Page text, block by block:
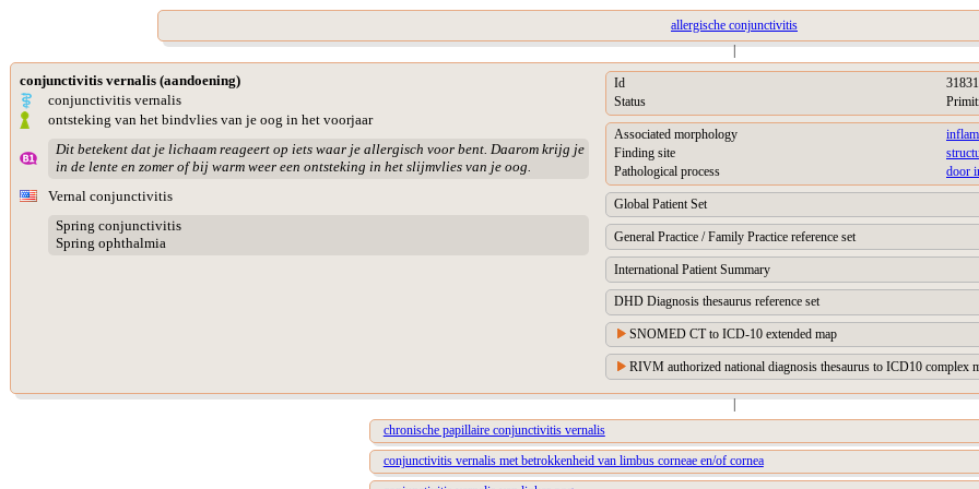
allergische conjunctivitis
|
conjunctivitis vernalis (aandoening)
conjunctivitis vernalis
ontsteking van het bindvlies van je oog in het voorjaar
Dit betekent dat je lichaam reageert op iets waar je allergisch voor bent. Daarom krijg je
in de lente en zomer of bij warm weer een ontsteking in het slijmvlies van je oog.
Vernal conjunctivitis
Spring conjunctivitis
Spring ophthalmia
Id
Status
Associated morphology
Finding site
Pathological process
door
Global Patient Set
General Practice / Family Practice reference set
International Patient Summary
DHD Diagnosis thesaurus reference set
SNOMED CT to ICD-10 extended map
RIVM authorized national diagnosis thesaurus to ICD10 complex
|
chronische papillaire conjunctivitis vernalis
conjunctivitis vernalis met betrokkenheid van limbus corneae en/of cornea